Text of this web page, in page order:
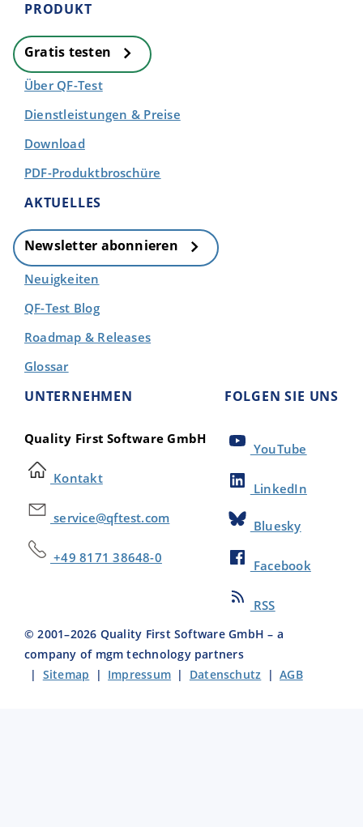
PRODUKT
Gratis testen
Über QF-Test
Dienstleistungen & Preise
Download
PDF-Produktbroschüre
AKTUELLES
Newsletter abonnieren
Neuigkeiten
QF-Test Blog
Roadmap & Releases
Glossar
UNTERNEHMEN
Quality First Software GmbH
Kontakt
service@qftest.com
+49 8171 38648-0
FOLGEN SIE UNS
YouTube
LinkedIn
Bluesky
Facebook
RSS
© 2001–2026 Quality First Software GmbH – a
company of mgm technology partners
| Sitemap | Impressum | Datenschutz |AGB